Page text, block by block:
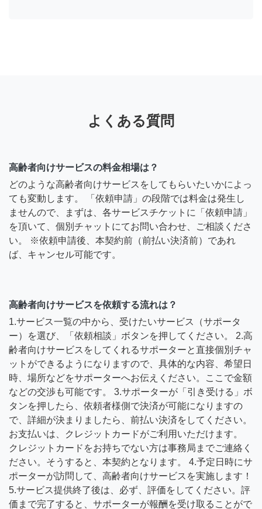
よくある質問
高齢者向けサービスの料金相場は？
どのような高齢者向けサービスをしてもらいたいかによっ
ても変動します。 「依頼申請」の段階では料金は発生し
ませんので、まずは、各サービスチケットに「依頼申請」
を頂いて、個別チャットにてお問い合わせ、ご相談くださ
い。 ※依頼申請後、本契約前（前払い決済前）であれ
ば、キャンセル可能です。
高齢者向けサービスを依頼する流れは？
1.サービス一覧の中から、受けたいサービス（サポータ
ー）を選び、「依頼相談」ボタンを押してください。 2.高
齢者向けサービスをしてくれるサポーターと直接個別チャ
ットができるようになりますので、具体的な内容、希望日
時、場所などをサポーターへお伝えください。ここで金額
などの交渉も可能です。 3.サポーターが「引き受ける」ボ
タンを押したら、依頼者様側で決済が可能になりますの
で、詳細が決まりましたら、前払い決済をしてください。
お支払いは、クレジットカードがご利用いただけます。
クレジットカードをお持ちでない方は事務局までご連絡く
ださい。そうすると、本契約となります。 4.予定日時にサ
ポーターが訪問して、高齢者向けサービスを実施します！
5.サービス提供終了後は、必ず、評価をしてください。評
価まで完了すると、サポーターが報酬を受け取ることがで